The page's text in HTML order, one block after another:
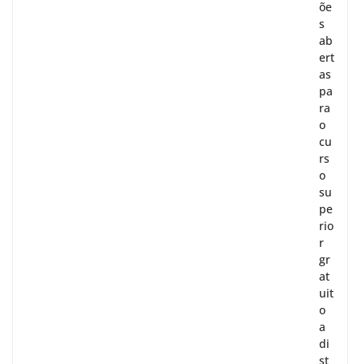
õe
s
ab
ert
as
pa
ra
o
cu
rs
o
su
pe
rio
r
gr
at
uit
o
a
di
st